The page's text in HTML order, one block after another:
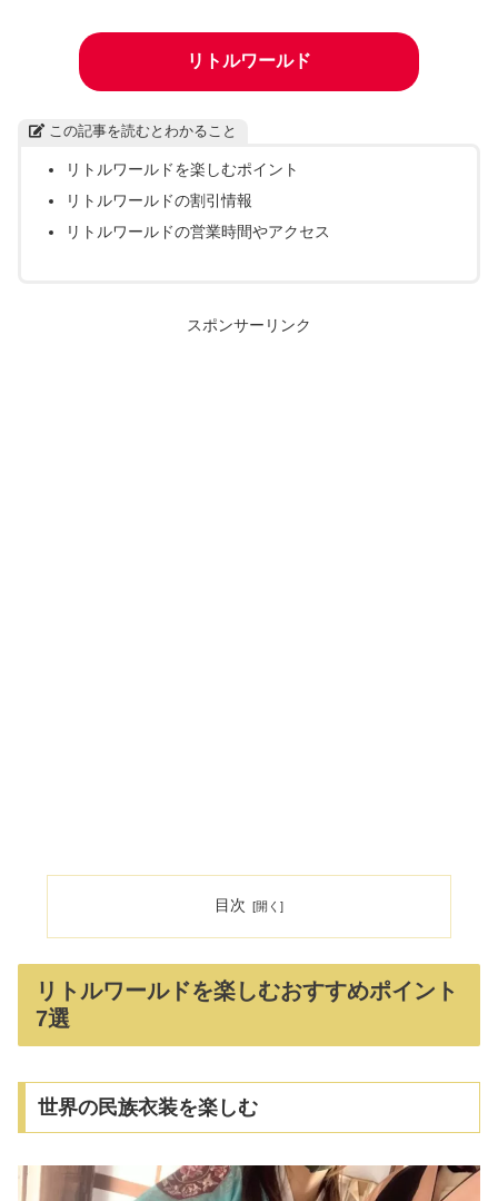
リトルワールド
この記事を読むとわかること
リトルワールドを楽しむポイント
リトルワールドの割引情報
リトルワールドの営業時間やアクセス
スポンサーリンク
目次
リトルワールドを楽しむおすすめポイント
7選
世界の民族衣装を楽しむ